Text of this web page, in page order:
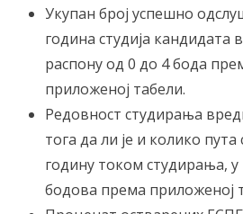
Укупан број успешно
година студија кандидата
распону од 0 до 4 бода
приложеној табели.
Редовност студирања
тога да ли је и колико
годину током студирања,
бодова према приложеној